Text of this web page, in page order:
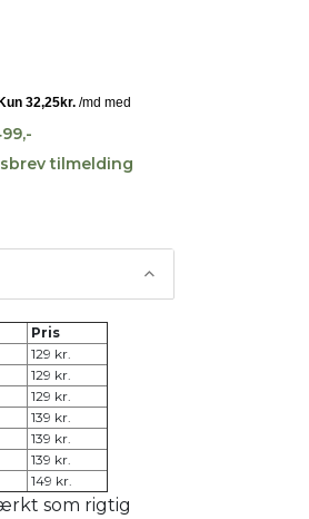
tilmelding
Pris
129 kr.
129 kr.
129 kr.
139 kr.
139 kr.
139 kr.
149 kr.
som rigtig